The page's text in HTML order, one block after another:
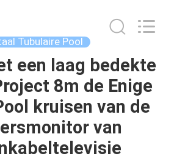
Tubulaire Pool
een laag bedekte
8m de Enige
kruisen van de
van